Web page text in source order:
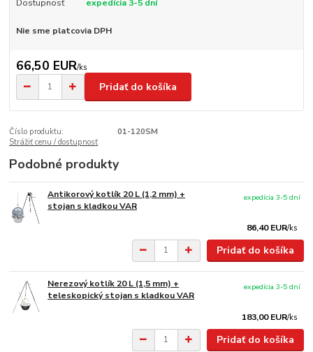
Dostupnosť expedícia 3-5 dní
Nie sme platcovia DPH
66,50 EUR/ks
Pridať do košíka
Číslo produktu:
01-120SM
Strážiť cenu / dostupnosť
Podobné produkty
Antikorový kotlík 20 L (1,2 mm) +
stojan s kladkou VAR
86,40 EUR/ks
expedícia 3-5 dní
Pridať do košíka
Nerezový kotlík 20 L (1,5 mm) +
teleskopický stojan s kladkou VAR
183,00 EUR/ks
expedícia 3-5 dní
Pridať do košíka